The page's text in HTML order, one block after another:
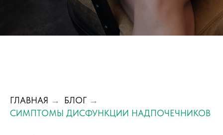
ГЛАВНАЯ → БЛОГ →
СИМПТОМЫ ДИСФУНКЦИИ НАДПОЧЕЧНИКОВ